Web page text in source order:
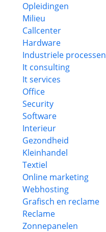
Opleidingen
Milieu
Callcenter
Hardware
Industriele processen
It consulting
It services
Office
Security
Software
Interieur
Gezondheid
Kleinhandel
Textiel
Online marketing
Webhosting
Grafisch en reclame
Reclame
Zonnepanelen